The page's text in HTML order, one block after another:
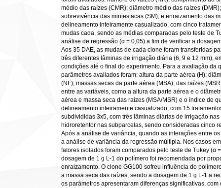
médio das raízes (CMR); diâmetro médio das raízes
sobrevivência das miniestacas (SM); e enraizamento das
delineamento inteiramente casualizado, com cinco
mudas cada, sendo as médias comparadas pelo teste de
análise de regressão (α = 0,05) a fim de verificar a
Aos 35 DAE, as mudas de cada clone foram transferidas
três diferentes lâminas de irrigação diária (6, 9 e 12 mm),
condições até o final do experimento. Para a avaliação da
parâmetros avaliados foram: altura da parte aérea (H);
(NF); massas secas da parte aérea (MSA), das raízes
entre as variáveis, como a altura da parte aérea e o
aérea e massa seca das raízes (MSA/MSR) e o índice de
delineamento inteiramente casualizado, com 15
subdivididas 3x5, com três lâminas diárias de irrigação
hidroretentor nas subparcelas, sendo consideradas cinco
Após a análise de variância, quando as interações entre
a análise de variância da regressão múltipla. Nos casos
fatores isolados foram comparados pelo teste de Tukey (α
dosagem de 1 g L-1 do polímero foi recomendada por
enraizamento. O clone GG100 sofreu influência do
a massa seca das raízes, sendo a dosagem de 1 g L-1 a
os parâmetros apresentaram diferenças significativas,